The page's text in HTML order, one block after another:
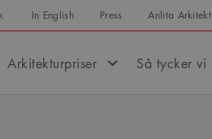
In English Press Anlita Arkitekt
Arkitekturpriser Så tycker vi